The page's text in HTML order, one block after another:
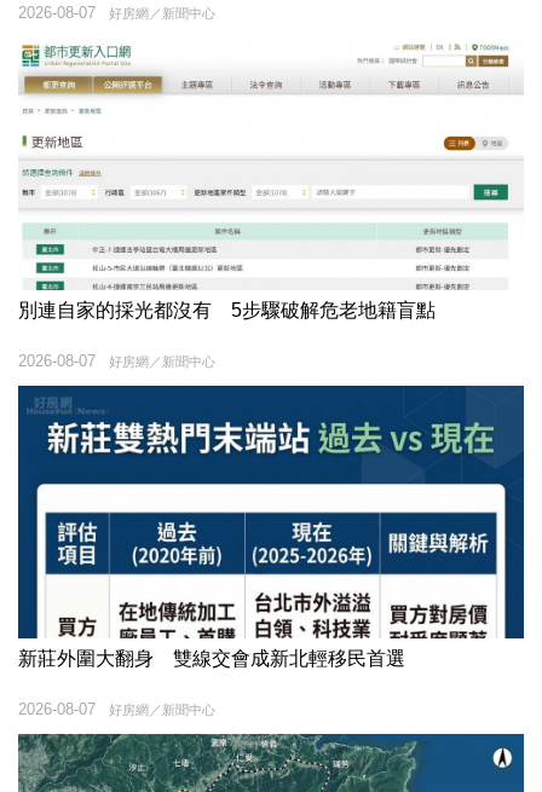
好房網／新聞中心
2026-08-07
別連自家的採光都沒有 5步驟破解危老地籍盲點
好房網／新聞中心
2026-08-07
新莊外圍大翻身 雙線交會成新北輕移民首選
好房網／新聞中心
2026-08-07